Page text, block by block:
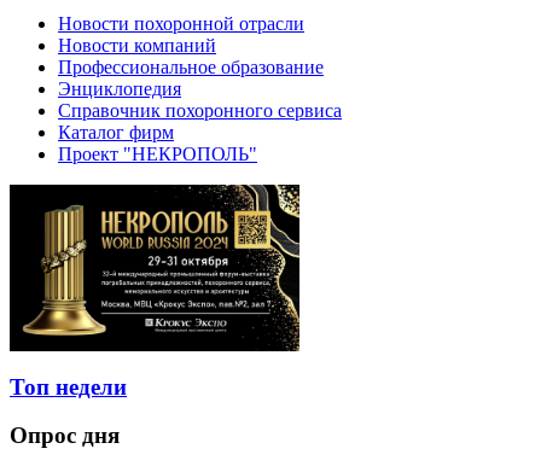
Новости похоронной отрасли
Новости компаний
Профессиональное образование
Энциклопедия
Справочник похоронного сервиса
Каталог фирм
Проект "НЕКРОПОЛЬ"
Топ недели
Опрос дня